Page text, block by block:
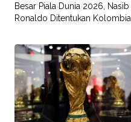
Besar Piala Dunia 2026, Nasib
Ronaldo Ditentukan Kolombia